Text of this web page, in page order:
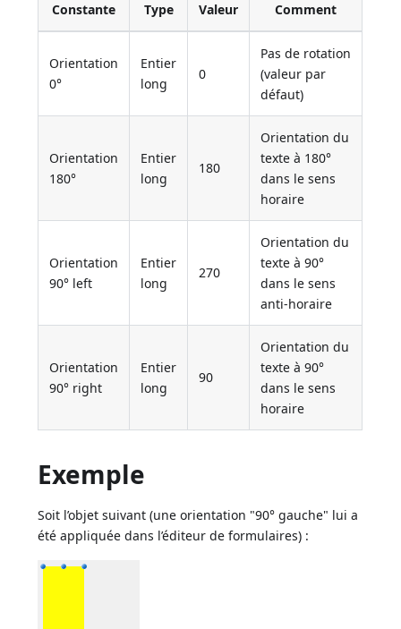
Constante Type Valeur Comment
Orientation
0°
Entier
long
0
Pas de rotation
(valeur par
défaut)
Orientation
180°
Entier
long
180
Orientation du
texte à 180°
dans le sens
horaire
Orientation
90° left
Entier
long
270
Orientation du
texte à 90°
dans le sens
anti-horaire
Orientation
90° right
Entier
long
90
Orientation du
texte à 90°
dans le sens
horaire
Exemple
Soit l’objet suivant (une orientation "90° gauche" lui a
été appliquée dans l’éditeur de formulaires) :